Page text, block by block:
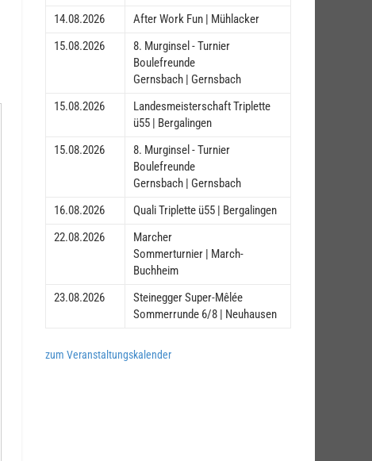
14.08.2026
After Work Fun | Mühlacker
15.08.2026
8. Murginsel - Turnier
Boulefreunde
Gernsbach | Gernsbach
15.08.2026
Landesmeisterschaft Triplette
ü55 | Bergalingen
15.08.2026
8. Murginsel - Turnier
Boulefreunde
Gernsbach | Gernsbach
16.08.2026
Quali Triplette ü55 | Bergalingen
22.08.2026
Marcher
Sommerturnier | March-
Buchheim
23.08.2026
Steinegger Super-Mêlée
Sommerrunde 6/8 | Neuhausen
zum Veranstaltungskalender